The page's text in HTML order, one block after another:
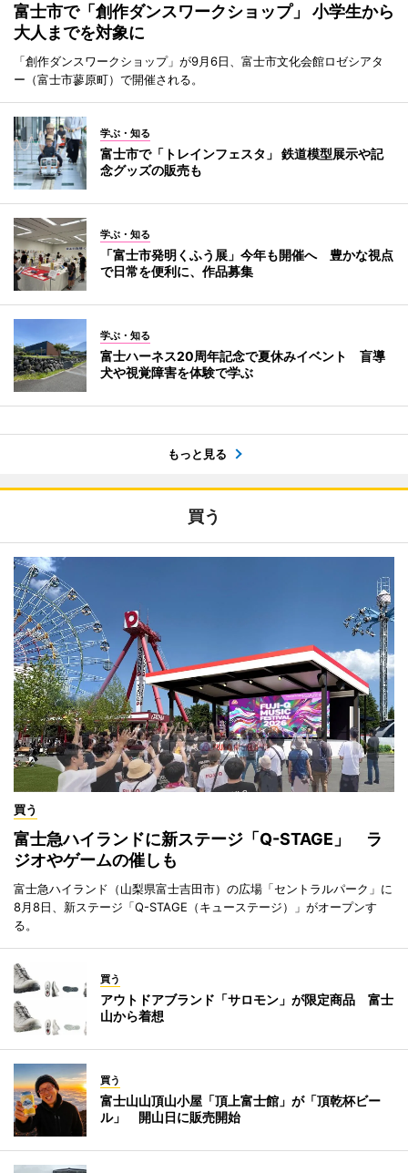
富士市で「創作ダンスワークショップ」 小学生から
大人までを対象に
「創作ダンスワークショップ」が9月6日、富士市文化会館ロゼシアタ
ー（富士市蓼原町）で開催される。
学ぶ・知る
富士市で「トレインフェスタ」 鉄道模型展示や記
念グッズの販売も
学ぶ・知る
「富士市発明くふう展」今年も開催へ 豊かな視点
で日常を便利に、作品募集
学ぶ・知る
富士ハーネス20周年記念で夏休みイベント 盲導
犬や視覚障害を体験で学ぶ
もっと見る
買う
買う
富士急ハイランドに新ステージ「Q-STAGE」 ラ
ジオやゲームの催しも
富士急ハイランド（山梨県富士吉田市）の広場「セントラルパーク」に
8月8日、新ステージ「Q-STAGE（キューステージ）」がオープンす
る。
買う
アウトドアブランド「サロモン」が限定商品 富士
山から着想
買う
富士山山頂山小屋「頂上富士館」が「頂乾杯ビー
ル」 開山日に販売開始